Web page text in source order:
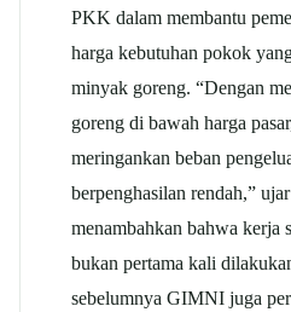
PKK dalam membantu
harga kebutuhan pokok
minyak goreng. “Dengan
goreng di bawah harga
meringankan beban
berpenghasilan rendah,”
menambahkan bahwa kerja
bukan pertama kali
sebelumnya GIMNI juga